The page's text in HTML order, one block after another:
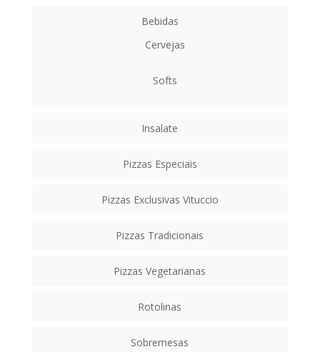
Bebidas
Cervejas
Softs
Insalate
Pizzas Especiais
Pizzas Exclusivas Vituccio
Pizzas Tradicionais
Pizzas Vegetarianas
Rotolinas
Sobremesas